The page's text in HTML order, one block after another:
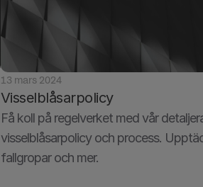
13 mars 2024
Visselblåsarpolicy
Få koll på regelverket med vår
visselblåsarpolicy och process.
fallgropar och mer.